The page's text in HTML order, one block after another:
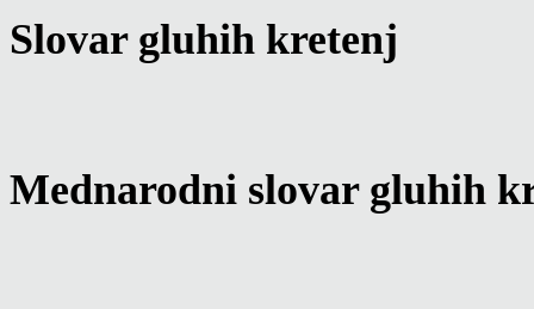
Slovar gluhih kretenj
Mednarodni slovar gluhih